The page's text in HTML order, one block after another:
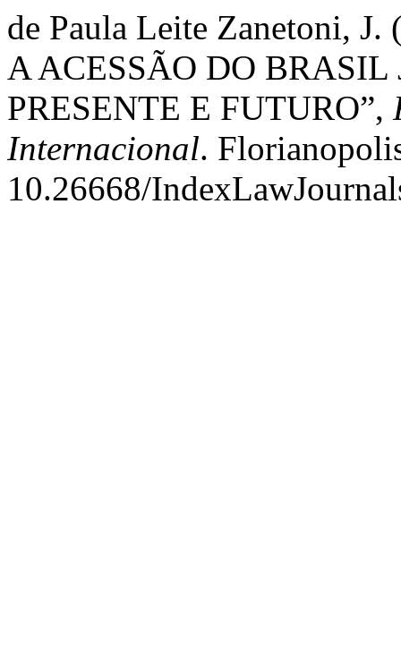
de Paula Leite Zanetoni,
A ACESSÃO DO
PRESENTE E FUTURO”,
Internacional.
10.26668/